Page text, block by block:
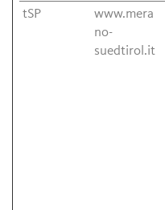
tSP
www.mera
no-
suedtirol.it